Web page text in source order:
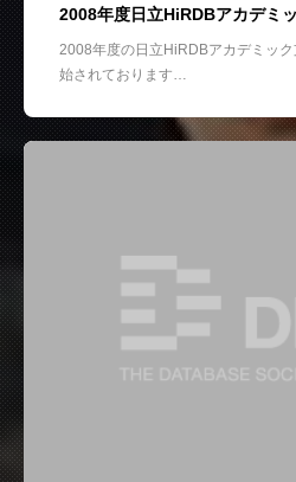
2008年度日立HiRDBアカデミ
2008年度の日立HiRDBアカデミッ
始されております…